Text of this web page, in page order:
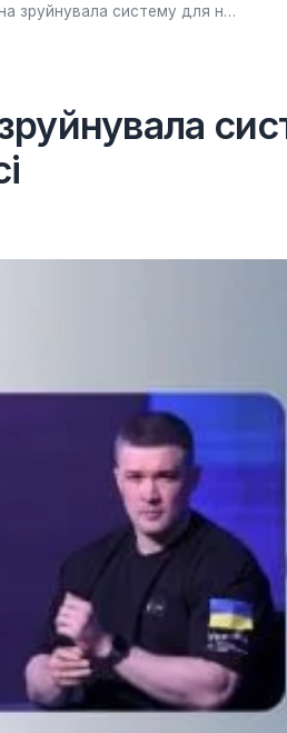
Україна зруйнувала систему для наведення...